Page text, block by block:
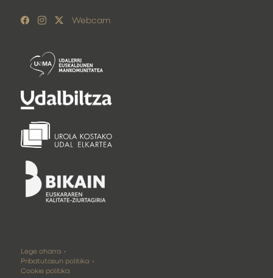
Webcam
Lege oharra
Pribatutasun politika
Cookie politika